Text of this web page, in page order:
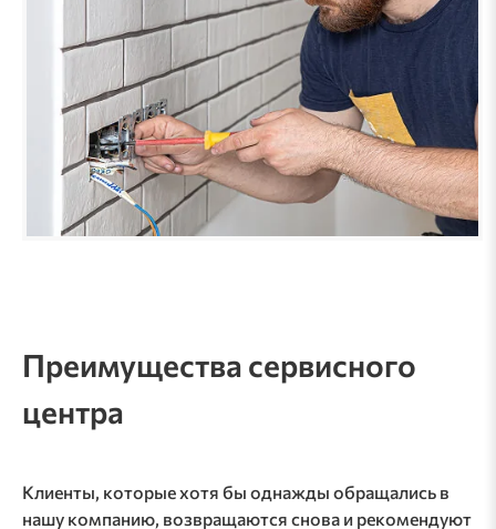
Преимущества сервисного
центра
Клиенты, которые хотя бы однажды обращались в
нашу компанию, возвращаются снова и рекомендуют